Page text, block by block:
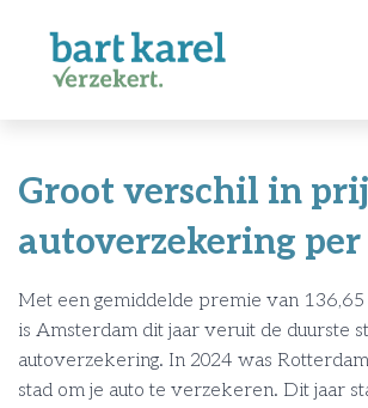
Groot verschil in
autoverzekering
Met een gemiddelde premie van
is Amsterdam dit jaar veruit de duurste
autoverzekering. In 2024 was
stad om je auto te verzekeren. Dit jaar